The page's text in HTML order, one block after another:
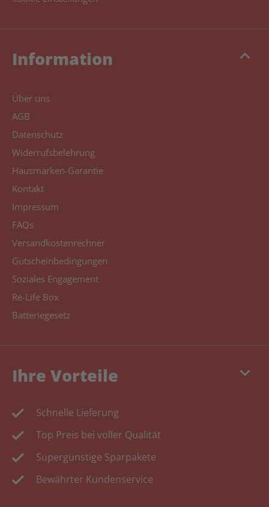
keyboard_arrow_up
Information
Über uns
AGB
Datenschutz
Widerrufsbelehrung
Hausmarken-Garantie
Kontakt
Impressum
FAQs
Versandkostenrechner
Gutscheinbedingungen
Soziales Engagement
Re-Life Box
Batteriegesetz
keyboard_arrow_down
Ihre Vorteile
Schnelle Lieferung
Top Preis bei voller Qualität
Supergünstige Sparpakete
Bewährter Kundenservice